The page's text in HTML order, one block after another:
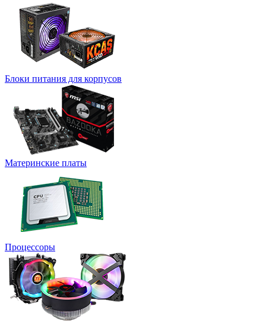
Блоки питания для корпусов
Материнские платы
Процессоры